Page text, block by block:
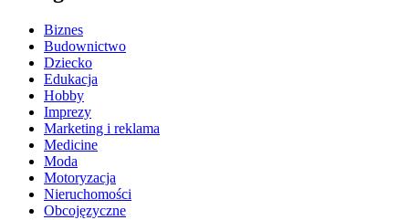
Biznes
Budownictwo
Dziecko
Edukacja
Hobby
Imprezy
Marketing i reklama
Medicine
Moda
Motoryzacja
Nieruchomości
Obcojęzyczne